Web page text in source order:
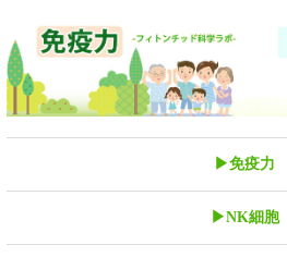
▶免疫力
▶NK細胞